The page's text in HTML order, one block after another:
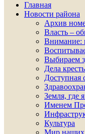
Главная
Новости района
Архив
Власть –
Внимание:
Выбираем
Дела
Доступная
Земля, где
Именем
Культура
Мир наших